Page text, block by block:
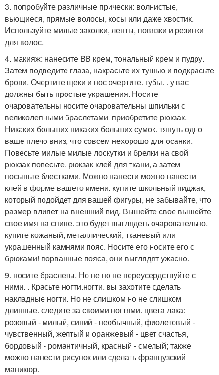
3. попробуйте различные прически: волнистые,
вьющиеся, прямые волосы, косы или даже хвостик.
Используйте милые заколки, ленты, повязки и резинки
для волос.
4. макияж: нанесите BB крем, тональный крем и пудру.
Затем подведите глаза, накрасьте их тушью и подкрасьте
брови. Очертите щеки и нос очертите. губы. . у вас
должны быть простые украшения. Носите
очаровательны носите очаровательны шпильки с
великолепными браслетами. приобретите рюкзак.
Никаких больших никаких больших сумок. тянуть одно
ваше плечо вниз, что совсем нехорошо для осанки.
Повесьте милые милые лоскутки и брелки на свой
рюкзак повесьте. рюкзак клей для ткани, а затем
посыпьте блестками. Можно нанести можно нанести
клей в форме вашего имени. купите школьный пиджак,
который подойдет для вашей фигуры, не забывайте, что
размер влияет на внешний вид. Вышейте свое вышейте
свое имя на спине. это будет выглядеть очаровательно.
купите кожаный, металлический, тканевый или
украшенный камнями пояс. Носите его носите его с
брюками! порванные пояса, они выглядят ужасно.
9. носите браслеты. Но не но не переусердствуйте с
ними. . Красьте ногти.ногти. вы захотите сделать
накладные ногти. Но не слишком но не слишком
длинные. следите за своими ногтями. цвета лака:
розовый - милый, синий - необычный, фиолетовый -
чувственный, желтый и оранжевый - цвет счастья,
бордовый - романтичный, красный - смелый; также
можно нанести рисунок или сделать французский
маникюр.